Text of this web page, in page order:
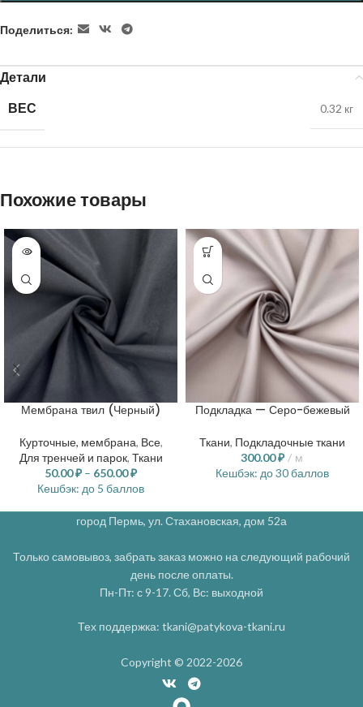
Поделиться:
Детали
ВЕС
0.32 кг
Похожие товары
Мембрана твил (Черный)
Курточные, мембрана, Все,
Для тренчей и парок, Ткани
50.00₽ – 650.00₽
Кешбэк: до 5 баллов
Подкладка — Серо-бежевый
Ткани, Подкладочные ткани
300.00₽
м
Кешбэк: до 30 баллов
город Пермь, ул. Стахановская, дом 52а
Только самовывоз, забрать заказ можно на следующий рабочий
день после оплаты.
Пн-Пт: с 9-17. Сб, Вс: выходной
Тех поддержка: tkani@patykova-tkani.ru
Copyright © 2022-2026